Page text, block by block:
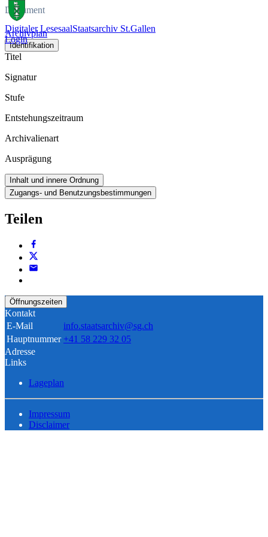
Digitaler LesesaalStaatsarchiv St.Gallen
Login
Dokument
Archivplan
Identifikation
Titel
Signatur
Stufe
Entstehungszeitraum
Archivalienart
Ausprägung
Inhalt und innere Ordnung
Zugangs- und Benutzungsbestimmungen
Teilen
Öffnungszeiten
Kontakt
E-Mail
info.staatsarchiv@sg.ch
Hauptnummer +41 58 229 32 05
Adresse
Links
Lageplan
Impressum
Disclaimer